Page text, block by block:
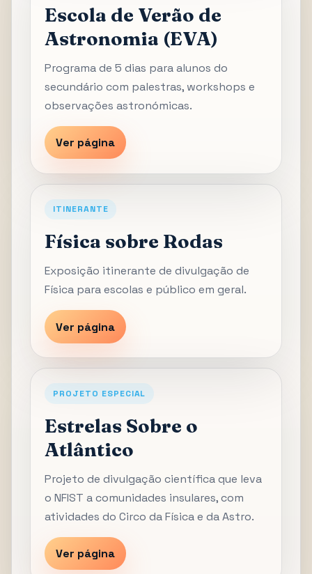
Escola de Verão de
Astronomia (EVA)
Programa de 5 dias para alunos do
secundário com palestras, workshops e
observações astronómicas.
Ver página
ITINERANTE
Física sobre Rodas
Exposição itinerante de divulgação de
Física para escolas e público em geral.
Ver página
PROJETO ESPECIAL
Estrelas Sobre o
Atlântico
Projeto de divulgação científica que leva
o NFIST a comunidades insulares, com
atividades do Circo da Física e da Astro.
Ver página